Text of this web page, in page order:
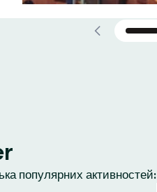
популярних активностей: